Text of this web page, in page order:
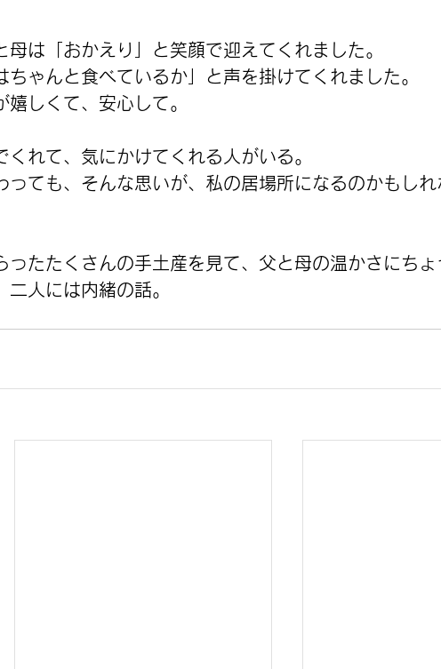
母は「おかえり」と笑顔で迎えてくれました。
ちゃんと食べているか」と声を掛けてくれました。
しくて、安心して。
れて、気にかけてくれる人がいる。
っても、そんな思いが、私の居場所になるのかもしれ
ったたくさんの手土産を見て、父と母の温かさにちょ
人には内緒の話。